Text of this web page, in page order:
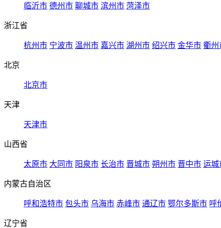
临沂市 德州市 聊城市 滨州市 菏泽市
浙江省
杭州市 宁波市 温州市 嘉兴市 湖州市 绍兴市 金华市 衢州
北京
北京市
天津
天津市
山西省
太原市 大同市 阳泉市 长治市 晋城市 朔州市 晋中市 运城
内蒙古自治区
呼和浩特市 包头市 乌海市 赤峰市 通辽市 鄂尔多斯市 呼
辽宁省